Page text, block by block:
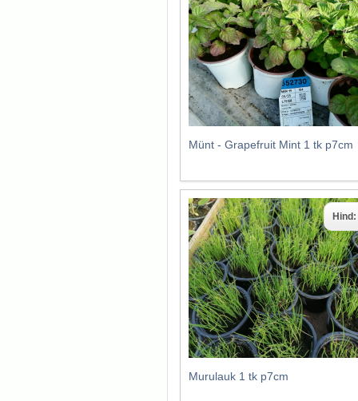
Münt - Grapefruit Mint 1 tk p7cm
Murulauk 1 tk p7cm
Hind: